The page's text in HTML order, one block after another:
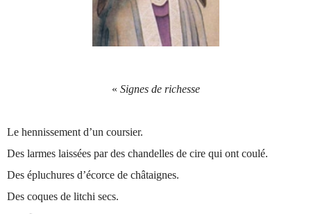
« Signes de richesse
Le hennissement d’un coursier.
Des larmes laissées par des chandelles de cire qui ont coulé.
Des épluchures d’écorce de châtaignes.
Des coques de litchi secs.